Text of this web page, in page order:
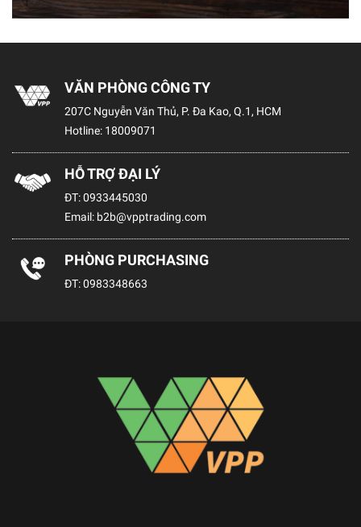
VĂN PHÒNG CÔNG TY
207C Nguyễn Văn Thủ, P. Đa Kao, Q.1, HCM
Hotline: 18009071
HỖ TRỢ ĐẠI LÝ
ĐT:0933445030
Email: b2b@vpptrading.com
PHÒNG PURCHASING
ĐT:0983348663